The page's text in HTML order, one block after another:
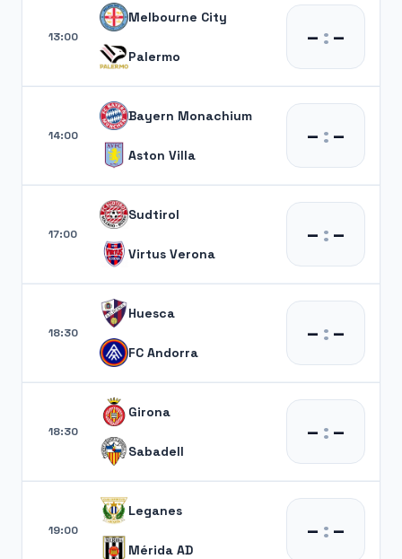
13:00
Melbourne City
Palermo
– :–
14:00
Bayern Monachium
Aston Villa
– :–
17:00
Sudtirol
Virtus Verona
– :–
18:30
Huesca
FC Andorra
– :–
18:30
Girona
Sabadell
– :–
19:00
Leganes
Mérida AD
– :–